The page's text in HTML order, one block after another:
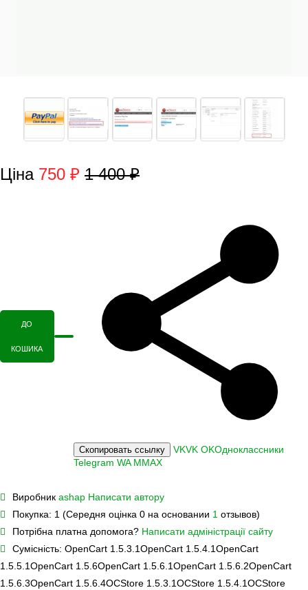
Ціна 750 ₽ 1 400 ₽
ДО
КОШИКА
Скопировать ссылку VKVK OKОдноклассники
Telegram WA MMAX
Виробник ashap Написати автору
Покупка: 1 (Середня оцінка 0 на основании 1 отзывов)
Потрібна платна допомога? Написати адміністрації сайту
Сумісність: OpenCart 1.5.3.1OpenCart 1.5.4.1OpenCart
1.5.5.1OpenCart 1.5.6OpenCart 1.5.6.1OpenCart 1.5.6.2OpenCart
1.5.6.3OpenCart 1.5.6.4OCStore 1.5.3.1OCStore 1.5.4.1OCStore